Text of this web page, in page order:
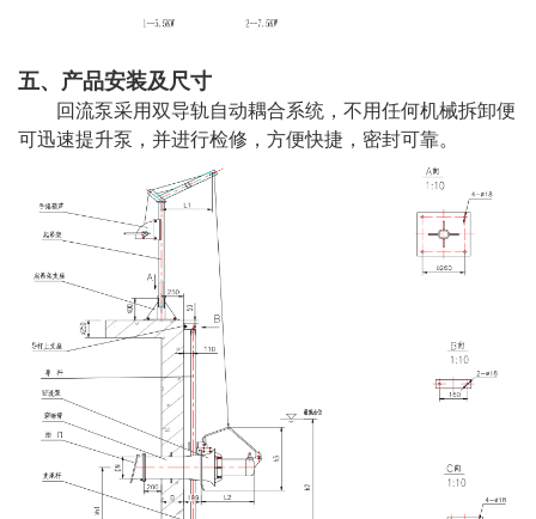
五、产品安装及尺寸
回流泵采用双导轨自动耦合系统，不用任何机械拆卸便
可迅速提升泵，并进行检修，方便快捷，密封可靠。